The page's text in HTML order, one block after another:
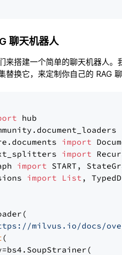
聊天机器人
来搭建一个简单的聊天机器人。
换它，来定制你自己的 RAG 聊
import
import
import
import List ,
milvus.io/docs/
(